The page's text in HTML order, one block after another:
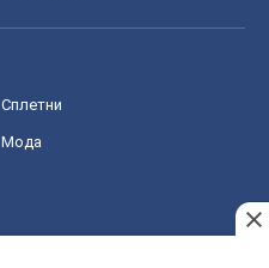
Сплетни
Мода